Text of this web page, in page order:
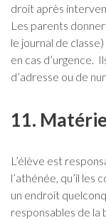
droit après
Les parents
le journal de
en cas d’urgence.
d’adresse ou de
11.
L’élève est
l’athénée, qu’il les
un endroit
responsables de la